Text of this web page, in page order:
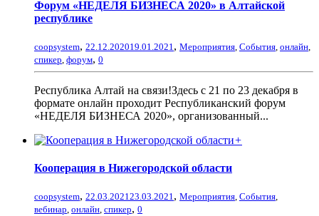
Форум «НЕДЕЛЯ БИЗНЕСА 2020» в Алтайской
республике
coopsystem, 22.12.202019.01.2021 , Мероприятия События онлайн
спикер форум, 0
Республика Алтай на связи!Здесь с 21 по 23 декабря в
формате онлайн проходит Республиканский форум
«НЕДЕЛЯ БИЗНЕСА 2020», организованный...
+
Кооперация в Нижегородской области
coopsystem, 22.03.202123.03.2021, Мероприятия, События,
вебинар, онлайн, спикер, 0